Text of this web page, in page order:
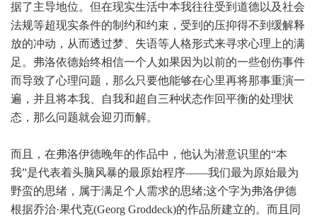
据了主导地位。但在现实生活中本我往往受到道德以及社会
法规等超现实条件的制约和约束，受到的压抑得不到缓解释
放的冲动，从而透过梦、失语等人格形式来寻求心理上的满
足。弗洛依德始终相信一个人如果因为以前的一些创伤事件
而导致了心理问题，那么只要他能够在心里再将那事重演一
遍，并且将本我、自我和超自三种状态作回平衡的处理状
态，那么问题就会迎刃而解。
而且，在弗洛伊德晚年的作品中，他认为潜意识里的“本
我”是代表着头脑风暴的最原始程序——我们最为原始最为
野蛮的思绪，属于满足个人需求的思绪;这个字为弗洛伊德
根据乔治·果代克(Georg Groddeck)的作品所建立的。而且同